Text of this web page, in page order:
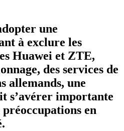
une
à exclure les
Huawei et ZTE,
des services de
allemands, une
s’avérer importante
en